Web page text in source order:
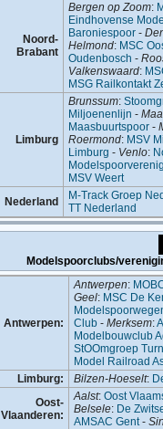
Noord-
Brabant
Bergen op Zoom:
Eindhovense
Baroniespoor -
Helmond: MSC
Oudenbosch -
Valkenswaard:
MSG Railkontakt
Limburg
Brunssum:
Miljoenenlijn -
Maasbuurtspoor -
Roermond: MSV
Limburg - Venlo:
MSV Weert
Nederland
M-Track Groep
TT Nederland
Modelspoorclubs/
Antwerpen:
Antwerpen:
Geel: MSC De
Club -Merksem:
Modelbouwclub
StOOmgroep
Model Railroad
Limburg:
Bilzen-Hoeselt:
Oost-
Vlaanderen:
Aalst:Oost
Belsele: De
AMSAC Gent-